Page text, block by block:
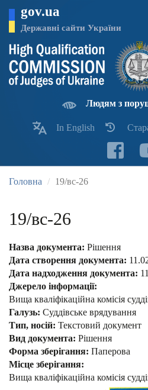
основного
матеріалу
gov.ua
Державні сайти України
Людям з
In English
Головна 19/вс-26
19/вс-26
Назва документа: Рішення
Дата створення документа:
Дата надходження документа:
Джерело інформації:
Вища кваліфікаційна комісія
Галузь: Суддівське врядування
Тип, носій: Текстовий документ
Вид документа: Рішення
Форма зберігання: Паперова
Місце зберігання:
Вища кваліфікаційна комісія